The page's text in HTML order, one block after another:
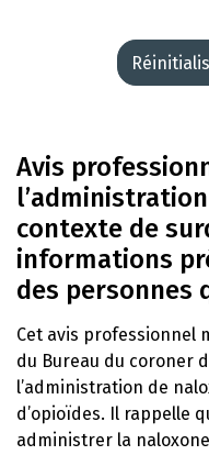
Avis
contexte de
informations
des personnes
Cet avis professionnel
du Bureau du coroner
l’administration de
d’opioïdes. Il rappelle
administrer la